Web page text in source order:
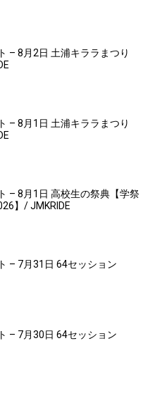
– 8月2日 土浦キララまつり
– 8月1日 土浦キララまつり
– 8月1日 高校生の祭典【学祭
】/ JMKRIDE
– 7月31日 64セッション
– 7月30日 64セッション